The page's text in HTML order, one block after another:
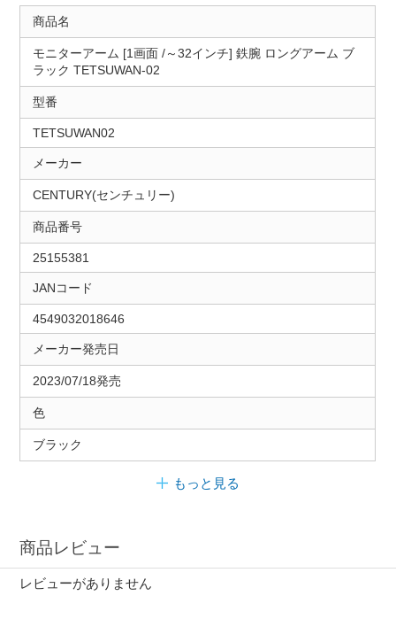
商品名
モニターアーム [1画面 /～32インチ] 鉄腕 ロングアーム ブ
ラック TETSUWAN-02
型番
TETSUWAN02
メーカー
CENTURY(センチュリー)
商品番号
25155381
JANコード
4549032018646
メーカー発売日
2023/07/18発売
色
ブラック
もっと見る
商品レビュー
レビューがありません